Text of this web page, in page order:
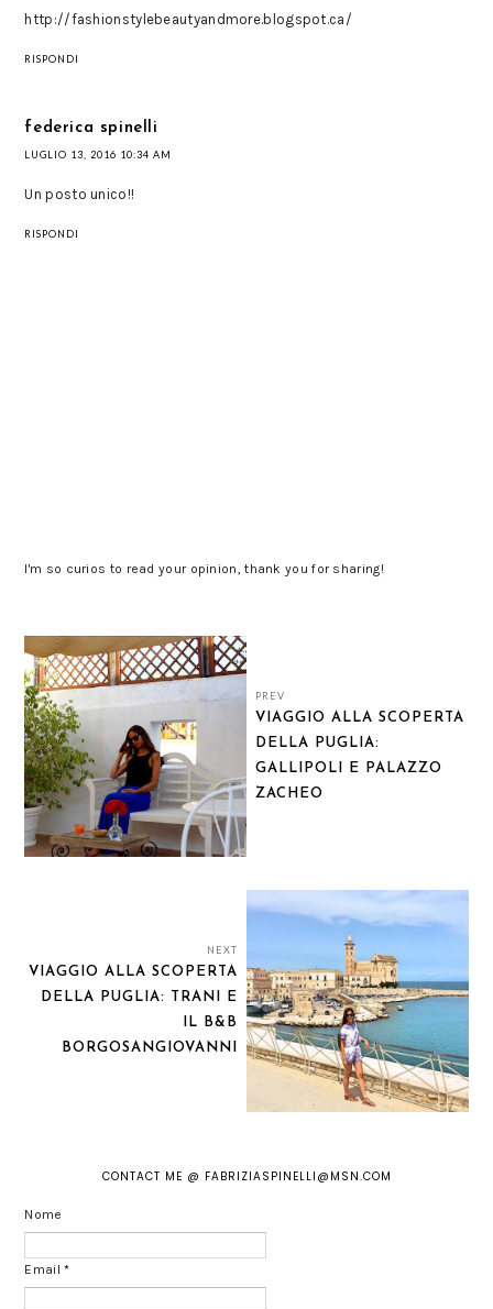
http://fashionstylebeautyandmore.blogspot.ca/
RISPONDI
federica spinelli
LUGLIO 13, 2016 10:34 AM
Un posto unico!!
RISPONDI
I'm so curios to read your opinion, thank you for sharing!
PREV
VIAGGIO ALLA SCOPERTA
DELLA PUGLIA:
GALLIPOLI E PALAZZO
ZACHEO
NEXT
VIAGGIO ALLA SCOPERTA
DELLA PUGLIA: TRANI E
IL B&B
BORGOSANGIOVANNI
CONTACT ME @ FABRIZIASPINELLI@MSN.COM
Nome
Email*